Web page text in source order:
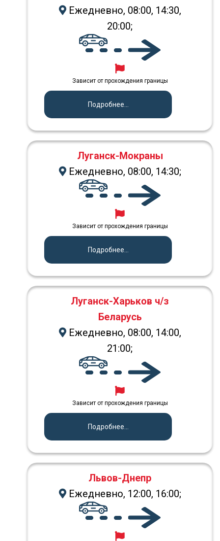
Ежедневно, 08:00, 14:30,
20:00;
Зависит от прохождения границы
Подробнее...
Луганск-Мокраны
Ежедневно, 08:00, 14:30;
Зависит от прохождения границы
Подробнее...
Луганск-Харьков ч/з
Беларусь
Ежедневно, 08:00, 14:00,
21:00;
Зависит от прохождения границы
Подробнее...
Львов-Днепр
Ежедневно, 12:00, 16:00;